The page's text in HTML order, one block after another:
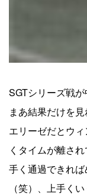
SGTシリーズ戦
まあ結果だけを
エリーゼだとウ
くタイムが離さ
手く通過できれ
（笑）、上手く